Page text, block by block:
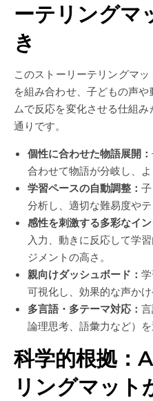
ーテリングマ
き
このストーリーテリングマ
を組み合わせ、子どもの声
ムで反応を変化させる仕組
通りです。
個性に合わせた物語展開：
合わせて物語が分岐し、よ
学習ペースの自動調整：
分析し、適切な難易度やテ
感性を刺激する多彩なイン
入力、動きに反応して学
ジメントの高さ。
親向けダッシュボード：
可視化し、効果的な声かけ
多言語・多テーマ対応：
論理思考、語彙力など）を
科学的根拠：
リングマット